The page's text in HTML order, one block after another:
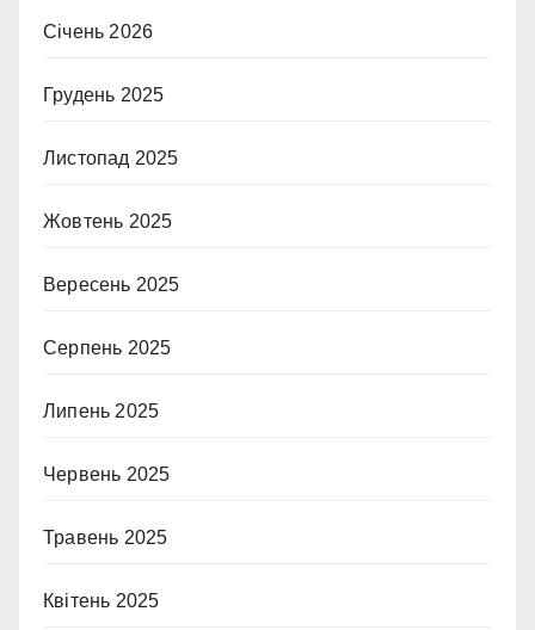
Січень 2026
Грудень 2025
Листопад 2025
Жовтень 2025
Вересень 2025
Серпень 2025
Липень 2025
Червень 2025
Травень 2025
Квітень 2025